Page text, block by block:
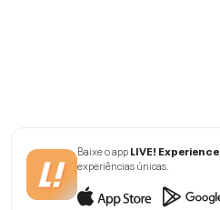
Baixe o appLIVE! Experience
experiências únicas.